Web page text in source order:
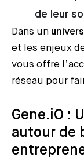
de leur
Dans un
et les enjeux
vous offre
réseau pour
Gene.iO :
autour de